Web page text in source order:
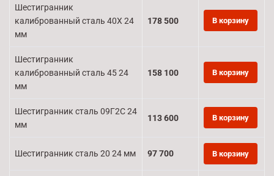
Шестигранник
калиброванный сталь 40Х 24
мм
178 500 В корзину
Шестигранник
калиброванный сталь 45 24
мм
158 100 В корзину
Шестигранник сталь 09Г2С 24
мм
113 600 В корзину
Шестигранник сталь 20 24 мм 97 700 В корзину